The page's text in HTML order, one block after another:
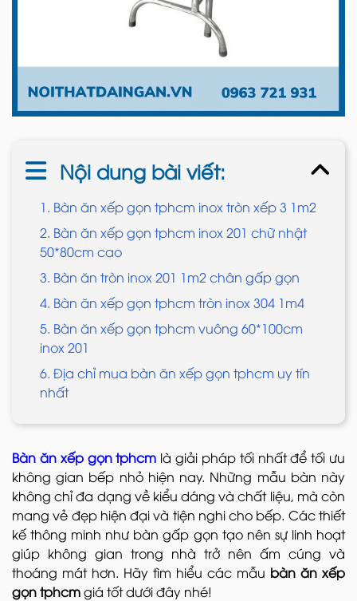
Nội dung bài viết:
1. Bàn ăn xếp gọn tphcm inox tròn xếp 3 1m2
2. Bàn ăn xếp gọn tphcm inox 201 chữ nhật
50*80cm cao
3. Bàn ăn tròn inox 201 1m2 chân gấp gọn
4. Bàn ăn xếp gọn tphcm tròn inox 304 1m4
5. Bàn ăn xếp gọn tphcm vuông 60*100cm
inox 201
6. Địa chỉ mua bàn ăn xếp gọn tphcm uy tín
nhất
Bàn ăn xếp gọn tphcm là giải pháp tối nhất để tối ưu
không gian bếp nhỏ hiện nay. Những mẫu bàn này
không chỉ đa dạng về kiểu dáng và chất liệu, mà còn
mang vẻ đẹp hiện đại và tiện nghi cho bếp. Các thiết
kế thông minh như bàn gấp gọn tạo nên sự linh hoạt
giúp không gian trong nhà trở nên ấm cúng và
thoáng mát hơn. Hãy tìm hiểu các mẫu bàn ăn xếp
gọn tphcmgiá tốt dưới đây nhé!